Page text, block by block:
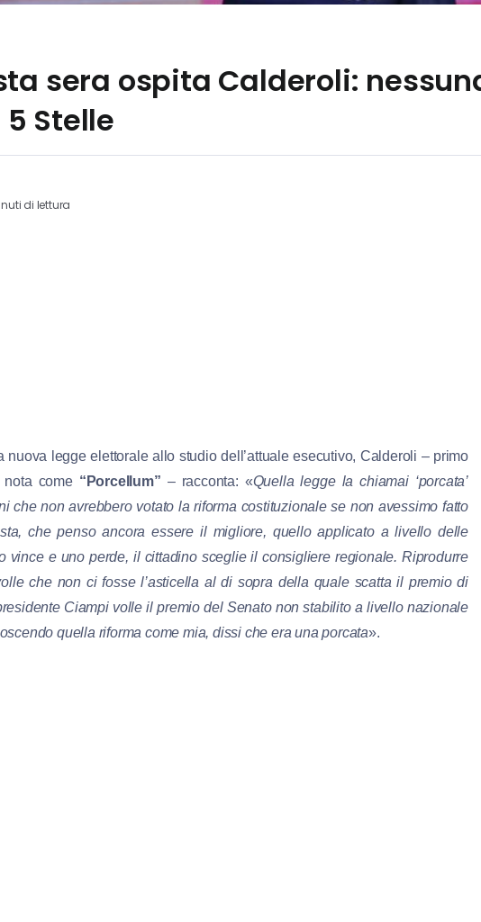
sera ospita Calderoli:
Stelle
di lettura
nuova legge elettorale allo studio dell’attuale esecutivo, Calderoli – primo
nota come “Porcellum” – racconta: «Quella legge la chiamai ‘porcata’
che non avrebbero votato la riforma costituzionale se non avessimo fatto
che penso ancora essere il migliore, quello applicato a livello delle
vince e uno perde, il cittadino sceglie il consigliere regionale. Riprodurre
che non ci fosse l’asticella al di sopra della quale scatta il premio di
Ciampi volle il premio del Senato non stabilito a livello nazionale
quella riforma come mia, dissi che era una porcata».